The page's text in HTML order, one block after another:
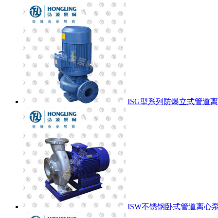
ISG型系列防爆立式管道
ISW不锈钢卧式管道离心